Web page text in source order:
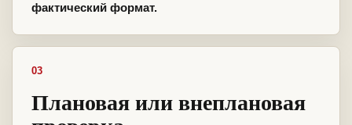
фактический формат.
03
Плановая или внеплановая